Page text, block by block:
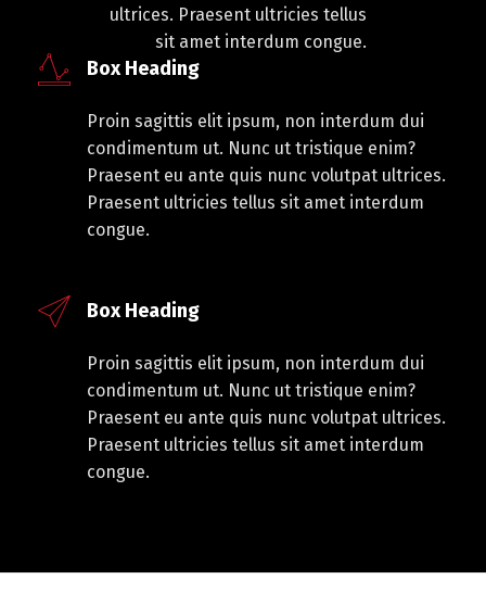
ultrices. Praesent ultricies tellus
sit amet interdum congue.
Box Heading
Proin sagittis elit ipsum, non interdum dui
condimentum ut. Nunc ut tristique enim?
Praesent eu ante quis nunc volutpat ultrices.
Praesent ultricies tellus sit amet interdum
congue.
Box Heading
Proin sagittis elit ipsum, non interdum dui
condimentum ut. Nunc ut tristique enim?
Praesent eu ante quis nunc volutpat ultrices.
Praesent ultricies tellus sit amet interdum
congue.